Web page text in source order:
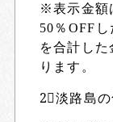
※表示金額
50％OFF
を合計し
ります。
2⃣淡路島